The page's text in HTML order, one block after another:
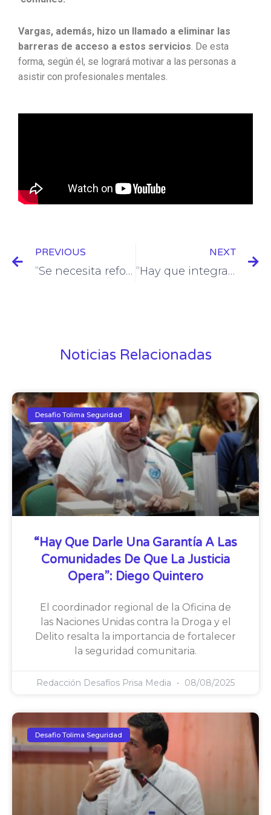
Vargas, además, hizo un llamado a eliminar las
barreras de acceso a estos servicios. De esta
forma, según él, se logrará motivar a las personas a
asistir con profesionales mentales.
PREVIOUS
“Se necesita reformar el sistema de salud para implementar las políticas de salud mental”: Positiva Compañía de seguros
NEXT
“Hay que integrar la promoción y prevención de salud mental al campo laboral”: Compañía Positiva
Noticias Relacionadas
Desafio Tolima Seguridad
“Hay Que Darle Una Garantía A Las
Comunidades De Que La Justicia
Opera”: Diego Quintero
El coordinador regional de la Oficina de
las Naciones Unidas contra la Droga y el
Delito resalta la importancia de fortalecer
la seguridad comunitaria.
Redacción Desafíos Prisa Media 08/08/2025
Desafio Tolima Seguridad